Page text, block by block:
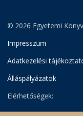
© 2026 Egyetemi
Impresszum
Adatkezelési
Álláspályázatok
Elérhetőségek: